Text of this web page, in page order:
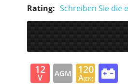
Rating: Schreiben Sie die
12
V AGM 120
A(EN)